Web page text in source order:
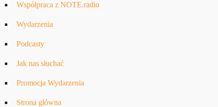
Współpraca z NOTE.radio
Wydarzenia
Podcasty
Jak nas słuchać
Promocja Wydarzenia
Strona główna